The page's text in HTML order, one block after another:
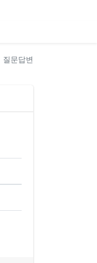
질문답변